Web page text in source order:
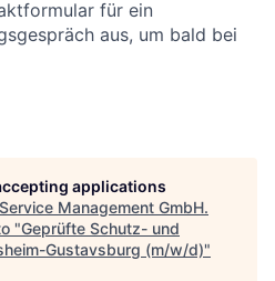
für ein
aus, um bald bei
applications
Management GmbH.
"Geprüfte Schutz- und
Gustavsburg (m/w/d)"